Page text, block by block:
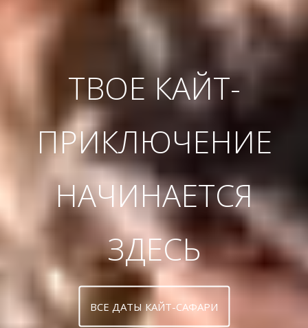
ТВОЕ КАЙТ-
ПРИКЛЮЧЕНИЕ
НАЧИНАЕТСЯ
ЗДЕСЬ
ВСЕ ДАТЫ КАЙТ-САФАРИ